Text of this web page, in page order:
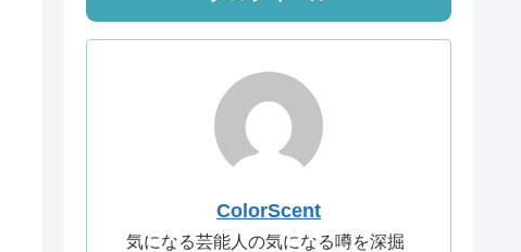
ColorScent
気になる芸能人の気になる噂を深掘